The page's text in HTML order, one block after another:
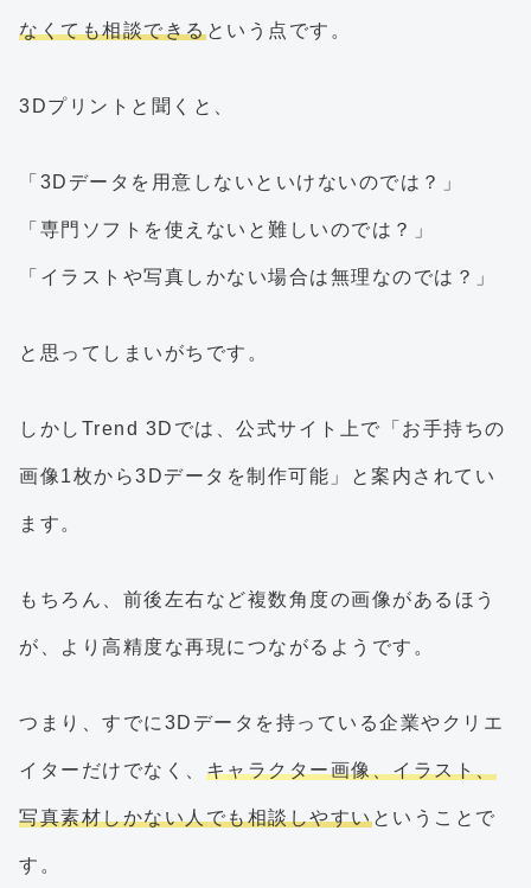
なくても相談できるという点です。
3Dプリントと聞くと、
「3Dデータを用意しないといけないのでは？」
「専門ソフトを使えないと難しいのでは？」
「イラストや写真しかない場合は無理なのでは？」
と思ってしまいがちです。
しかしTrend 3Dでは、公式サイト上で「お手持ちの
画像1枚から3Dデータを制作可能」と案内されてい
ます。
もちろん、前後左右など複数角度の画像があるほう
が、より高精度な再現につながるようです。
つまり、すでに3Dデータを持っている企業やクリエ
イターだけでなく、 キャラクター画像、イラスト、
写真素材しかない人でも相談しやすいということで
す。